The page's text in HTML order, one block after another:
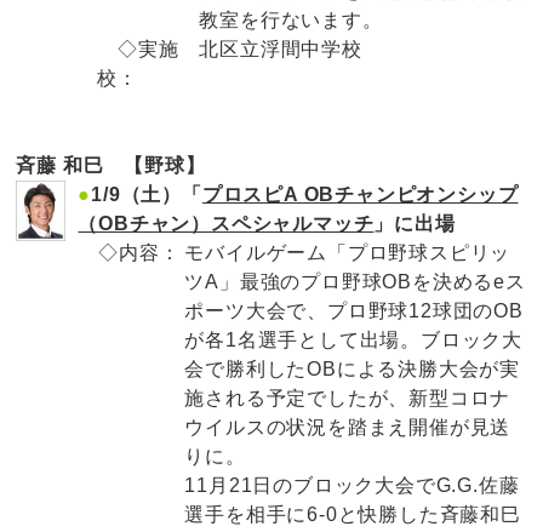
教室を行ないます。
◇実施
校：
北区立浮間中学校
斉藤 和巳 【野球】
●1/9（土）「 プロスピA OBチャンピオンシップ
（OBチャン）スペシャルマッチ 」に出場
◇内容：
モバイルゲーム「プロ野球スピリッ
ツA」最強のプロ野球OBを決めるeス
ポーツ大会で、プロ野球12球団のOB
が各1名選手として出場。ブロック大
会で勝利したOBによる決勝大会が実
施される予定でしたが、新型コロナ
ウイルスの状況を踏まえ開催が見送
りに。
11月21日のブロック大会でG.G.佐藤
選手を相手に6-0と快勝した斉藤和巳